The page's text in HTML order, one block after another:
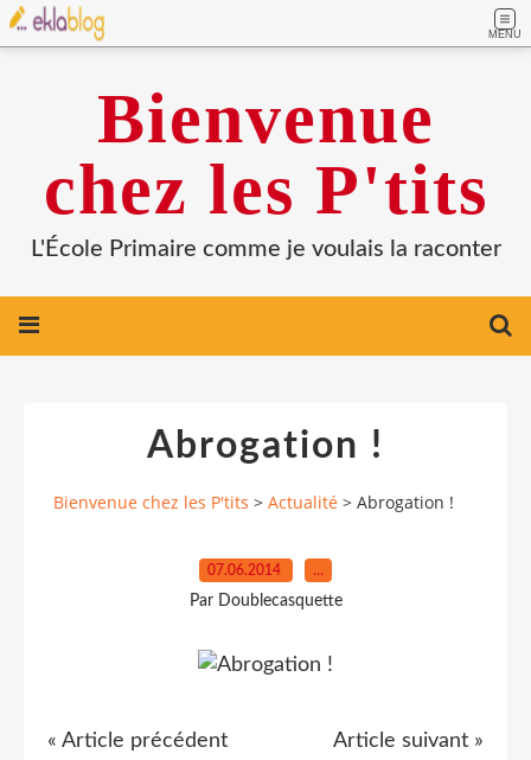
MENU
Bienvenue
chez les P'tits
L'École Primaire comme je voulais la raconter
Abrogation !
Bienvenue chez les P'tits > Actualité > Abrogation !
07.06.2014 …
Par Doublecasquette
« Article précédent Article suivant »